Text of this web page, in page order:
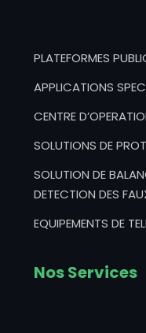
PLATEFORMES
APPLICATIONS
CENTRE
SOLUTIONS DE
SOLUTION DE
DETECTION DES
EQUIPEMENTS DE
Nos Services